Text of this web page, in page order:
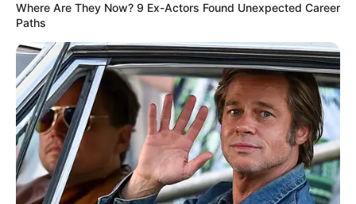
Where Are They Now? 9 Ex-Actors Found Unexpected Career
Paths